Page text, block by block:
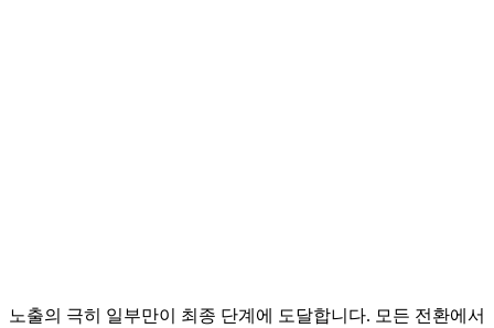
노출의 극히 일부만이 최종 단계에 도달합니다. 모든 전환에서